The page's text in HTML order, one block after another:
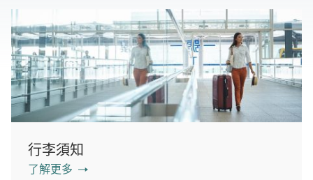
行李須知
了解更多